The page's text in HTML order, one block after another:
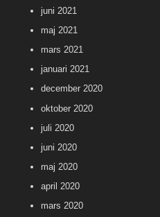
juni 2021
maj 2021
mars 2021
januari 2021
december 2020
oktober 2020
juli 2020
juni 2020
maj 2020
april 2020
mars 2020